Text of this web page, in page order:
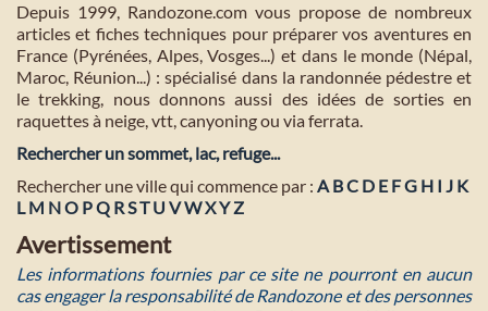
Depuis 1999, Randozone.com vous propose de nombreux
articles et fiches techniques pour préparer vos aventures en
France (Pyrénées, Alpes, Vosges...) et dans le monde (Népal,
Maroc, Réunion...) : spécialisé dans la randonnée pédestre et
le trekking, nous donnons aussi des idées de sorties en
raquettes à neige, vtt, canyoning ou via ferrata.
Rechercher un sommet, lac, refuge...
Rechercher une ville qui commence par : A BC D E FG H I J K
L M NO PQ RST U VWXYZ
Avertissement
Les informations fournies par ce site ne pourront en aucun
cas engager la responsabilité de Randozone et des personnes